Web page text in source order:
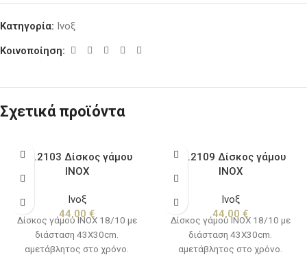
Κατηγορία: Ινοξ
Κοινοποίηση:
Σχετικά προϊόντα
KD.2103 Δίσκος γάμου
ΙΝΟΧ
Ινοξ
44,00 €
Δίσκος γάμου ΙΝΟΧ 18/10 με
διάσταση 43Χ30cm.
αμετάβλητος στο χρόνο.
KD.2109 Δίσκος γάμου
ΙΝΟΧ
Ινοξ
44,00 €
Δίσκος γάμου ΙΝΟΧ 18/10 με
διάσταση 43Χ30cm.
αμετάβλητος στο χρόνο.